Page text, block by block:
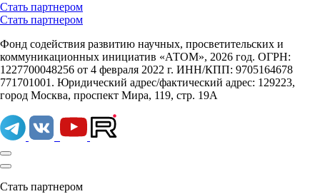
Стать партнером
Стать партнером
Фонд содействия развитию научных, просветительских и
коммуникационных инициатив «АТОМ», 2026 год. ОГРН:
1227700048256 от 4 февраля 2022 г. ИНН/КПП: 9705164678
771701001. Юридический адрес/фактический адрес: 129223,
город Москва, проспект Мира, 119, стр. 19А
Стать партнером